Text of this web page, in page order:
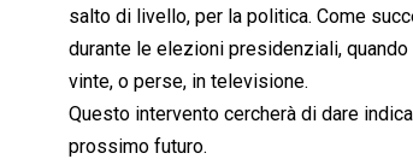
salto di livello, per la politica. Come
durante le elezioni presidenziali,
vinte, o perse, in televisione.
Questo intervento cercherà di dare
prossimo futuro.